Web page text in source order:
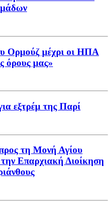
Ορμούζ μέχρι οι ΗΠΑ
όρους μας»
εξτρέμ της Παρί
τη Μονή Αγίου
Επαρχιακή Διοίκηση